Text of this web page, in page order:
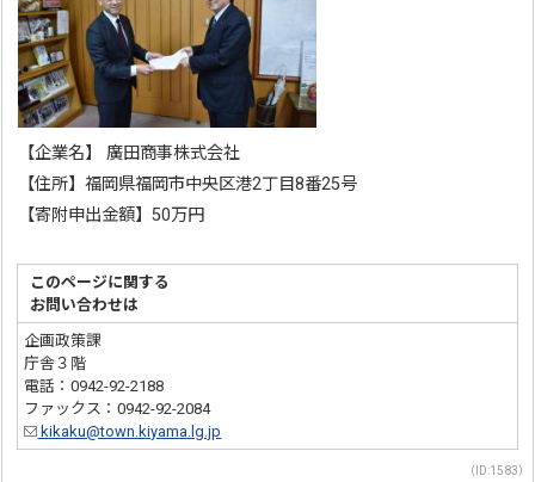
【企業名】 廣田商事株式会社
【住所】福岡県福岡市中央区港2丁目8番25号
【寄附申出金額】50万円
このページに関する
お問い合わせは
企画政策課
庁舎３階
電話：0942-92-2188
ファックス：0942-92-2084
kikaku@town.kiyama.lg.jp
（ID:1583）